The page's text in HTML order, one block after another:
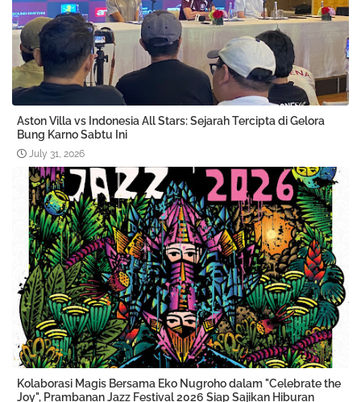
Aston Villa vs Indonesia All Stars: Sejarah Tercipta di Gelora
Bung Karno Sabtu Ini
July 31, 2026
Kolaborasi Magis Bersama Eko Nugroho dalam "Celebrate the
Joy", Prambanan Jazz Festival 2026 Siap Sajikan Hiburan